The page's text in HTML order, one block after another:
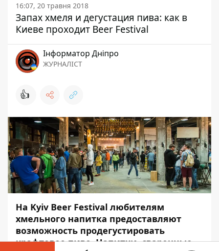
16:07, 20 травня 2018
Запах хмеля и дегустация пива: как в
Киеве проходит Beer Festival
Інформатор Дніпро
ЖУРНАЛІСТ
👍
На Kyiv Beer Festival любителям
хмельного напитка предоставляют
возможность продегустировать
крафтовое пиво. Напитки, сваренные